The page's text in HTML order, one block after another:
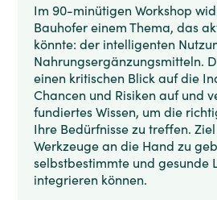
Im 90-minütigen Workshop
Bauhofer einem Thema, das
könnte: der intelligenten
Nahrungsergänzungsmitteln.
einen kritischen Blick auf die
Chancen und Risiken auf und
fundiertes Wissen, um die
Ihre Bedürfnisse zu treffen.
Werkzeuge an die Hand zu
selbstbestimmte und gesunde
integrieren können​​.